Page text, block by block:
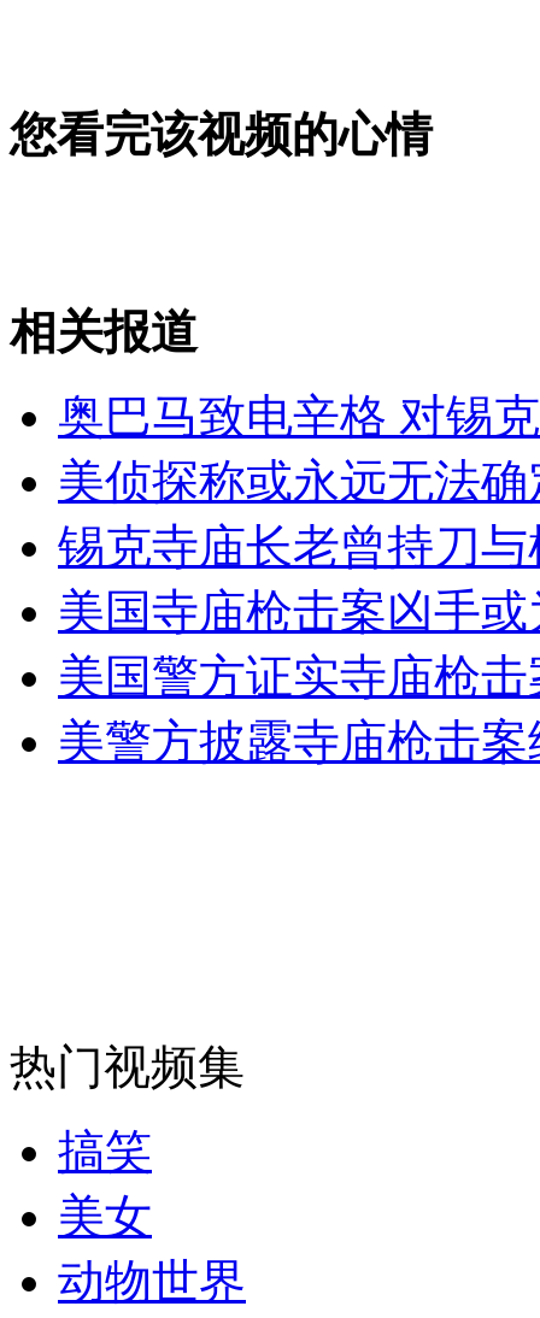
女孩北京地铁殴打老人 痛下狠手拳打脚踢
外交部：有关国家言论片面不公正
安徽一实载49人客车翻车
走！跟着总书记去植树
消防员救轻生者 花炮节热闹非凡 减压"枕头大战"
您看完该视频的心情
相关报道
奥巴马致电辛格 对锡
美侦探称或永远无法
锡克寺庙长老曾持刀
美国寺庙枪击案凶手或
美国警方证实寺庙枪
美警方披露寺庙枪击
热门视频集
搞笑
美女
动物世界